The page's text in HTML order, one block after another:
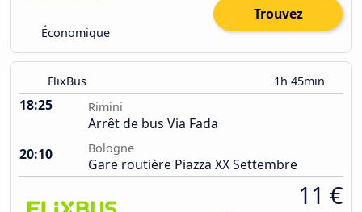
Économique
Trouvez
FlixBus 1h 45min
18:25 Rimini
Arrêt de bus Via Fada
20:10
Bologne
Gare routière Piazza XX Settembre
11 €